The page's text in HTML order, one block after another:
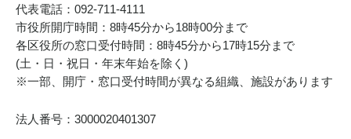
代表電話：092-711-4111
市役所開庁時間：8時45分から18時00分まで
各区役所の窓口受付時間：8時45分から17時15分まで
(土・日・祝日・年末年始を除く)
※一部、開庁・窓口受付時間が異なる組織、施設があります
法人番号：3000020401307